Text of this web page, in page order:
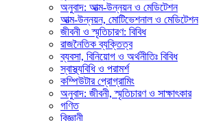
অনুবাদ: আত্ম-উন্নয়ন ও মেডিটেশন
আত্ম-উন্নয়ন, মোটিভেশনাল ও মেডিটেশন
জীবনী ও স্মৃতিচারণ: বিবিধ
রাজনৈতিক ব্যক্তিত্ব
ব্যবসা, বিনিয়োগ ও অর্থনীতিঃ বিবিধ
স্বাস্থ্যবিধি ও পরামর্শ
কম্পিউটার প্রোগ্রামিং
অনুবাদ: জীবনী, স্মৃতিচারণ ও সাক্ষাৎকার
গণিত
বিজ্ঞানী